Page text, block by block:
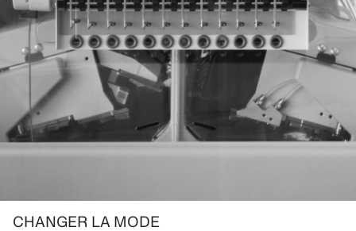
CHANGER LA MODE